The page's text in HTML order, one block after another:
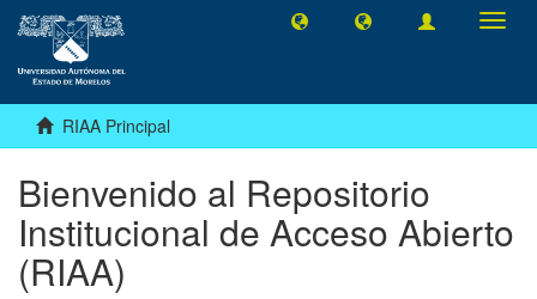
RIAA Principal
Bienvenido al Repositorio
Institucional de Acceso Abierto
(RIAA)